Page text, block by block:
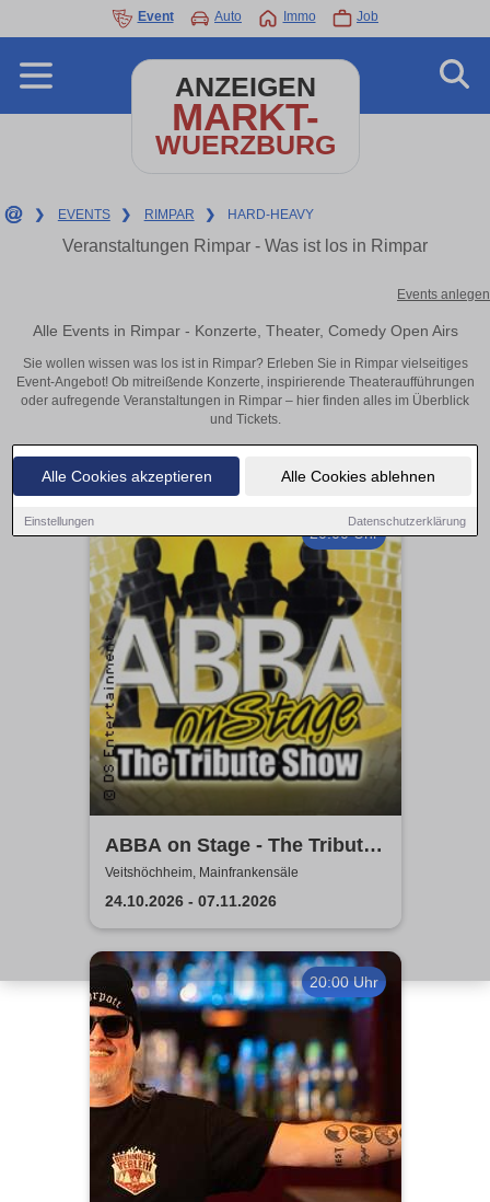
Alle Cookies akzeptieren Alle Cookies ablehnen
Einstellungen Datenschutzerklärung
Event Auto Immo Job
ANZEIGEN
MARKT-
WUERZBURG
❯ EVENTS ❯ RIMPAR ❯ HARD-HEAVY
Veranstaltungen Rimpar - Was ist los in Rimpar
Events anlegen
Alle Events in Rimpar - Konzerte, Theater, Comedy Open Airs
Sie wollen wissen was los ist in Rimpar? Erleben Sie in Rimpar vielseitiges
Event-Angebot! Ob mitreißende Konzerte, inspirierende Theateraufführungen
oder aufregende Veranstaltungen in Rimpar – hier finden alles im Überblick
und Tickets.
20:00 Uhr
ABBA on Stage - The Tribute
Show
Veitshöchheim, Mainfrankensäle
24.10.2026 - 07.11.2026
20:00 Uhr